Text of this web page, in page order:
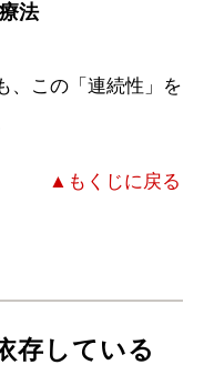
法
、この「連続性」を
▲もくじに戻る
存している